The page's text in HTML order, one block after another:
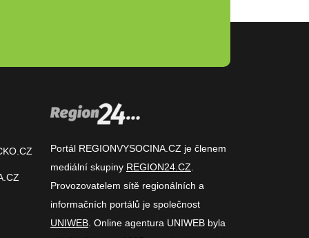
Portál REGIONVYSOCINA.CZ je členem
mediální skupiny REGION24.CZ
Provozovatelem sítě regionálních a
informačních portálů je společnost
UNIWEB . Online agentura UNIWEB byla